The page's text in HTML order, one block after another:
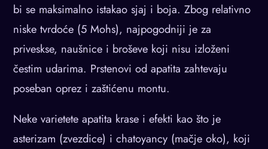
bi se maksimalno istakao sjaj i boja. Zbog relativno
niske tvrdoće (5 Mohs), najpogodniji je za
priveskse, naušnice i broševe koji nisu izloženi
čestim udarima. Prstenovi od apatita zahtevaju
poseban oprez i zaštićenu montu.
Neke varietete apatita krase i efekti kao što je
asterizam (zvezdice) i chatoyancy (mačje oko), koji